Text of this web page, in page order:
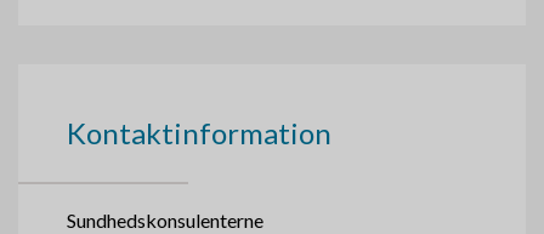
Kontaktinformation
Sundhedskonsulenterne